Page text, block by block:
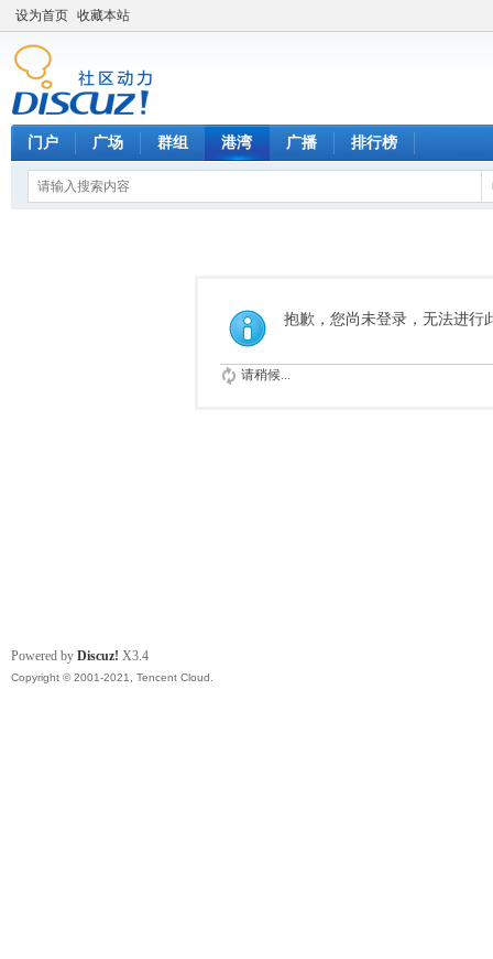
设为首页 收藏本站
门户 广场 群组 港湾 广播 排行榜
抱歉，您尚未登录，无法进行
请稍候...
Powered by Discuz! X3.4
Copyright © 2001-2021, Tencent Cloud.